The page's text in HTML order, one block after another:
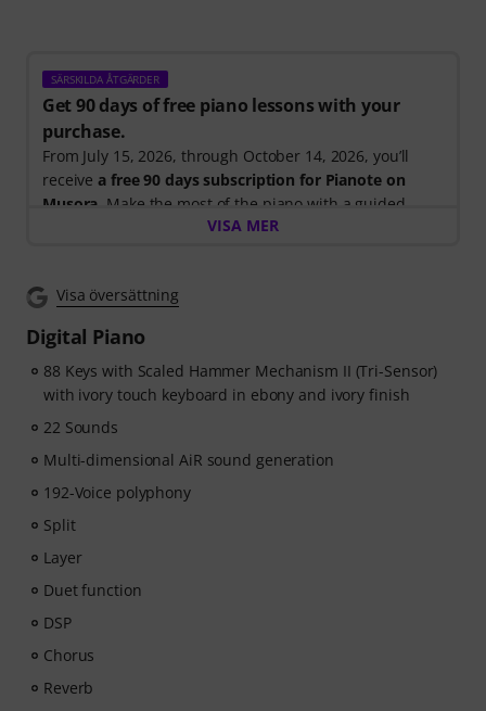
SÄRSKILDA ÅTGÄRDER
Get 90 days of free piano lessons with your
purchase.
From July 15, 2026, through October 14, 2026, you’ll
receivea free 90 days subscription for Pianote on
Musora . Make the most of the piano with a guided
learning path that shows you exactly what to practice
Whether you're just getting started or looking to
motivated, and make steady progress with lessons that
fit your level. Your free access includes
- A guided learning paththat teaches the right skills in
the right order.
Jesús Molina, Lisa Witt, and more.
- A built-in Practice Tracker
habits, stay consistent, and see your progress over
time.
- A supportive community
keep you motivated.
guitar, bass, and singing.
After your order has been shipped, you will
automatically receive the activation code via email. The
VISA MER
Visa översättning
Digital Piano
88 Keys with Scaled Hammer Mechanism II (Tri-Sensor)
with ivory touch keyboard in ebony and ivory finish
22 Sounds
Multi-dimensional AiR sound generation
192-Voice polyphony
Split
Layer
Duet function
DSP
Chorus
Reverb